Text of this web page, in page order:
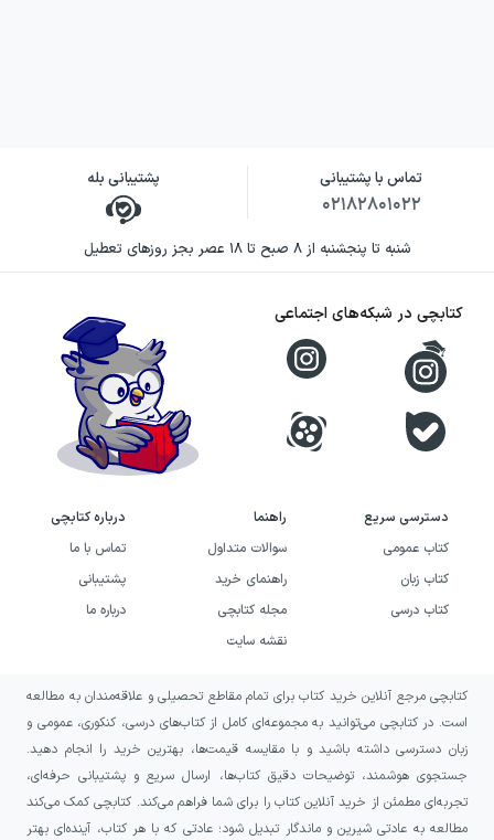
تماس با پشتیبانی
۰۲۱۸۲۸۰۱۰۲۲
پشتیبانی بله
شنبه تا پنجشنبه از ۸ صبح تا ۱۸ عصر بجز روزهای تعطیل
دسترسی سریع
کتاب عمومی
کتاب زبان
کتاب درسی
راهنما
سوالات متداول
راهنمای خرید
مجله کتابچی
نقشه سایت
درباره کتابچی
تماس با ما
پشتیبانی
درباره ما
کتابچی در شبکه‌های اجتماعی
کتابچی مرجع آنلاین خرید کتاب برای تمام مقاطع تحصیلی و علاقه‌مندان به مطالعه
است. در کتابچی می‌توانید به مجموعه‌ای کامل از کتاب‌های درسی، کنکوری، عمومی و
زبان دسترسی داشته باشید و با مقایسه قیمت‌ها، بهترین خرید را انجام دهید.
جستجوی هوشمند، توضیحات دقیق کتاب‌ها، ارسال سریع و پشتیبانی حرفه‌ای،
تجربه‌ای مطمئن از خرید آنلاین کتاب را برای شما فراهم می‌کند. کتابچی کمک می‌کند
مطالعه به عادتی شیرین و ماندگار تبدیل شود؛ عادتی که با هر کتاب، آینده‌ای بهتر